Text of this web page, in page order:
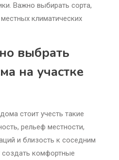
Важно выбирать сорта,
климатических
выбрать
на участке
стоит учесть такие
рельеф местности,
и близость к соседним
комфортные